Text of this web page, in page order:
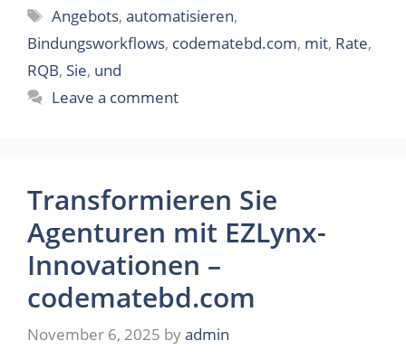
Tags
Angebots,automatisieren,
Bindungsworkflows, codematebd.com, mit, Rate,
RQB, Sie, und
Leave a comment
Transformieren Sie
Agenturen mit EZLynx-
Innovationen –
codematebd.com
November 6, 2025 byadmin